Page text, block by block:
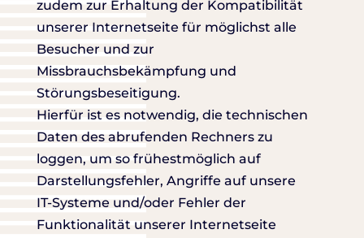
zudem zur Erhaltung der Kompatibilität
unserer Internetseite für möglichst alle
Besucher und zur
Missbrauchsbekämpfung und
Störungsbeseitigung.
Hierfür ist es notwendig, die technischen
Daten des abrufenden Rechners zu
loggen, um so frühestmöglich auf
Darstellungsfehler, Angriffe auf unsere
IT-Systeme und/oder Fehler der
Funktionalität unserer Internetseite